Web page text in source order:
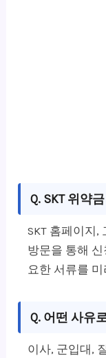
Q. SKT 위약
SKT 홈페이지,
방문을 통해
요한 서류를
Q. 어떤 사유
이사, 군입대,